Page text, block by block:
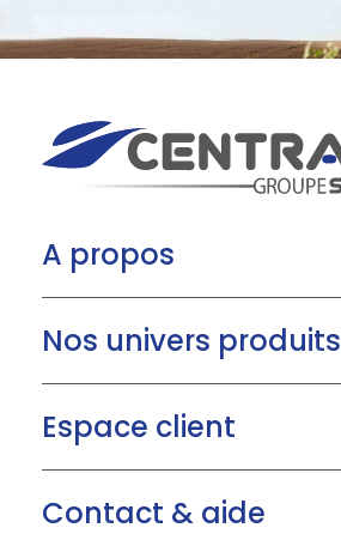
A propos
Nos univers produits
Espace client
Contact & aide